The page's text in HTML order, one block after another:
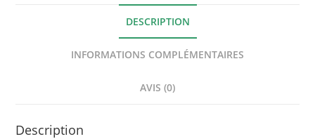
DESCRIPTION
INFORMATIONS COMPLÉMENTAIRES
AVIS (0)
Description